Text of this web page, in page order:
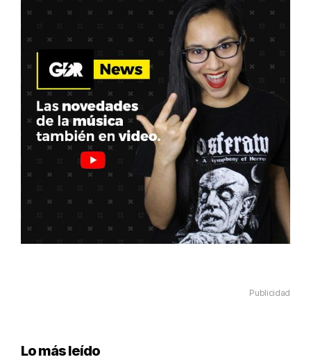
Publicidad
Lo más leído